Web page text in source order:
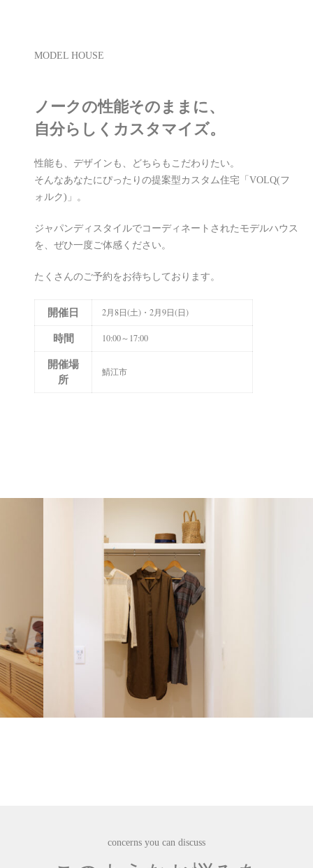
MODEL HOUSE
ノークの性能そのままに、
自分らしくカスタマイズ。
性能も、デザインも、どちらもこだわりたい。
そんなあなたにぴったりの提案型カスタム住宅「VOLQ(フ
ォルク)」。
ジャパンディスタイルでコーディネートされたモデルハウス
を、ぜひ一度ご体感ください。
たくさんのご予約をお待ちしております。
開催日 2月8日(土)・2月9日(日)
時間 10:00～17:00
開催場
所
鯖江市
concerns you can discuss